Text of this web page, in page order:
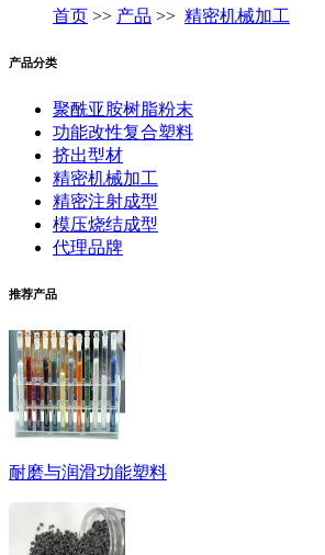
首页 >> 产品 >> 精密机械加工
产品分类
聚酰亚胺树脂粉末
功能改性复合塑料
挤出型材
精密机械加工
精密注射成型
模压烧结成型
代理品牌
推荐产品
耐磨与润滑功能塑料